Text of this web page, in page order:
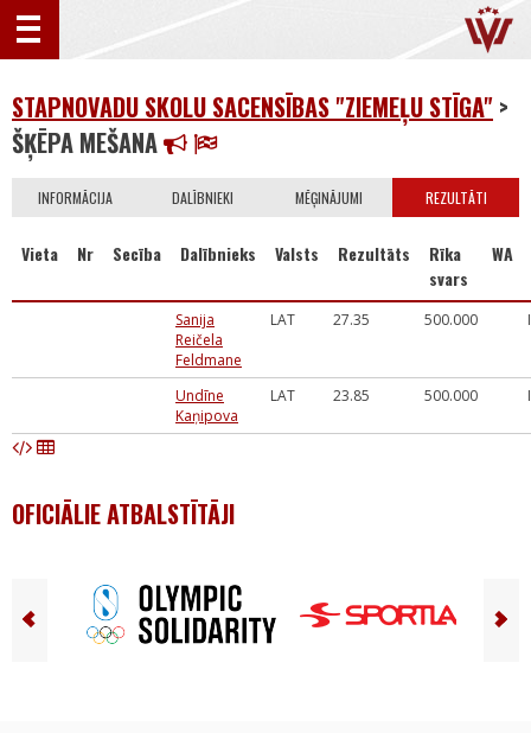
STAPNOVADU SKOLU SACENSĪBAS "ZIEMEĻU STĪGA" >
ŠĶĒPA MEŠANA
INFORMĀCIJA DALĪBNIEKI MĒĢINĀJUMI REZULTĀTI
Vieta Nr Secība Dalībnieks Valsts Rezultāts
Rīka
svars
WA
Sanija
Reičela
Feldmane
LAT 27.35 500.000
Undīne
Kaņipova
LAT 23.85 500.000
OFICIĀLIE ATBALSTĪTĀJI